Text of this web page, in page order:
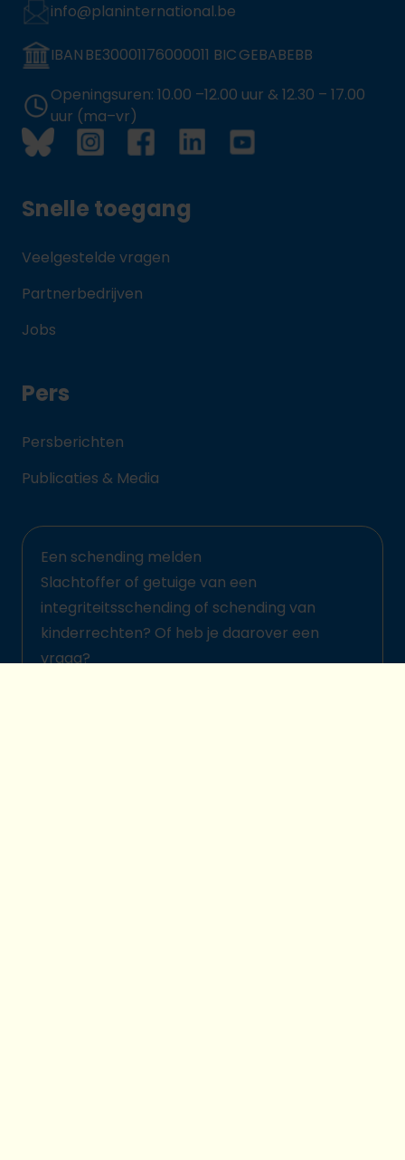
info@planinternational.be
IBAN BE30001176000011 BIC GEBABEBB
Openingsuren: 10.00 –12.00 uur & 12.30 – 17.00
uur (ma–vr)
Snelle toegang
Veelgestelde vragen
Partnerbedrijven
Jobs
Pers
Persberichten
Publicaties & Media
Een schending melden
Slachtoffer of getuige van een
integriteitsschending of schending van
kinderrechten? Of heb je daarover een
vraag?